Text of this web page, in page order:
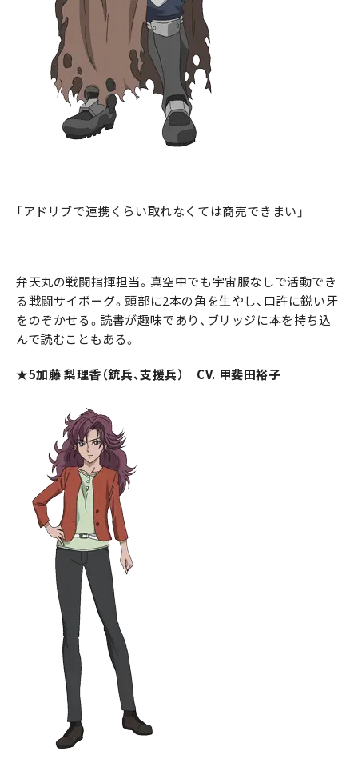
「アドリブで連携くらい取れなくては商売できまい」
弁天丸の戦闘指揮担当。真空中でも宇宙服なしで活動でき
る戦闘サイボーグ。頭部に2本の角を生やし、口許に鋭い牙
をのぞかせる。読書が趣味であり、ブリッジに本を持ち込
んで読むこともある。
★5加藤 梨理香（銃兵、支援兵） CV. 甲斐田裕子